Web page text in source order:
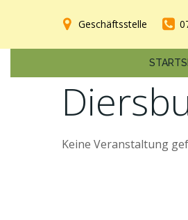
Geschäftsstelle
Keine Veranstaltung